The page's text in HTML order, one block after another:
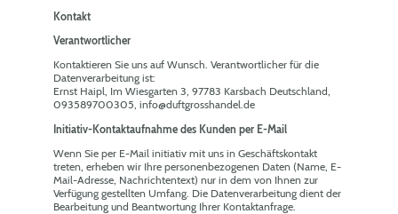
Kontakt
Verantwortlicher
Kontaktieren Sie uns auf Wunsch. Verantwortlicher für die
Datenverarbeitung ist:
Ernst Haipl, Im Wiesgarten 3, 97783 Karsbach Deutschland,
093589700305, info@duftgrosshandel.de
Initiativ-Kontaktaufnahme des Kunden per E-Mail
Wenn Sie per E-Mail initiativ mit uns in Geschäftskontakt
treten, erheben wir Ihre personenbezogenen Daten (Name, E-
Mail-Adresse, Nachrichtentext) nur in dem von Ihnen zur
Verfügung gestellten Umfang. Die Datenverarbeitung dient der
Bearbeitung und Beantwortung Ihrer Kontaktanfrage.